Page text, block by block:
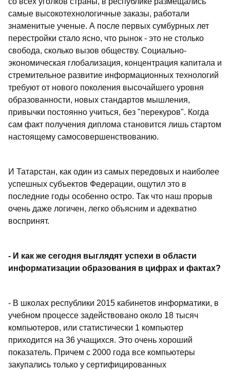
самые высокотехнологичные заказы, работали
знаменитые ученые. А после первых сумбурных лет
перестройки стало ясно, что рынок - это не столько
свобода, сколько вызов обществу. Социально-
экономическая глобализация, концентрация капитала и
стремительное развитие информационных технологий
требуют от нового поколения высочайшего уровня
образованности, новых стандартов мышления,
привычки постоянно учиться, без "перекуров". Когда
сам факт получения диплома становится лишь стартом
настоящему самосовершенствованию.
И Татарстан, как один из самых передовых и наиболее
успешных субъектов Федерации, ощутил это в
последние годы особенно остро. Так что наш прорыв
очень даже логичен, легко объясним и адекватно
воспринят.
- И как же сегодня выглядят успехи в области
информатизации образования в цифрах и фактах?
- В школах республики 2015 кабинетов информатики, в
учебном процессе задействовано около 18 тысяч
компьютеров, или статистически 1 компьютер
приходится на 36 учащихся. Это очень хороший
показатель. Причем с 2000 года все компьютеры
закупались только у сертифицированных